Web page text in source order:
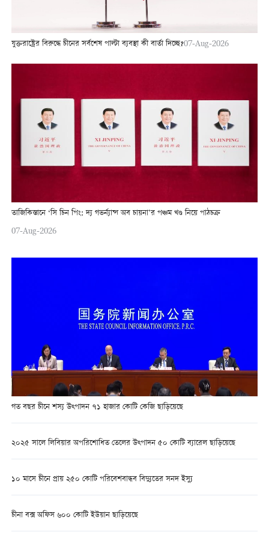
যুক্তরাষ্ট্রের বিরুদ্ধে চীনের সর্বশেষ পাল্টা ব্যবস্থা কী বার্তা দিচ্ছে?07-Aug-2026
তাজিকিস্তানে ‘সি চিন পিং: দ্য গভর্ন্যান্স অব চায়না’র পঞ্চম খণ্ড নিয়ে পাঠচক্র
07-Aug-2026
গত বছর চীনে শস্য উত্পাদন ৭১ হাজার কোটি কেজি ছাড়িয়েছে
২০২৫ সালে লিবিয়ার অপরিশোধিত তেলের উত্পাদন ৫০ কোটি ব্যারেল ছাড়িয়েছে
১০ মাসে চীনে প্রায় ২৫০ কোটি পরিবেশবান্ধব বিদ্যুতের সনদ ইস্যু
চীনা বক্স অফিস ৬০০ কোটি ইউয়ান ছাড়িয়েছে